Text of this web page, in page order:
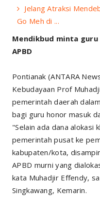
Jelang Atraksi
Go Meh di ...
Mendikbud minta
APBD
Pontianak (ANTARA
Kebudayaan Prof
pemerintah daerah
bagi guru honor masuk
"Selain ada dana alokasi
pemerintah pusat ke
kabupaten/kota,
APBD murni yang
kata Muhadjir Effendy,
Singkawang, Kemarin.